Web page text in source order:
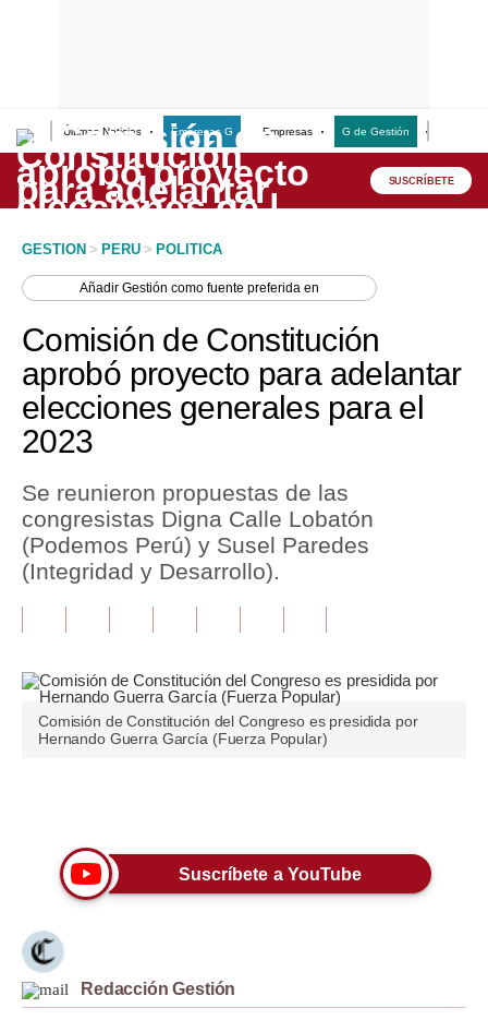
Últimas Noticias Empresas G Empresas G de Gestión
Lo último
Peru Quiosco
Economía
Mercados
Perú
Política
Tu Dinero
Finanzas Personales
Opinión
Editorial
Tendencias
Viajes
Moda
SUSCRÍBETE
GESTION > PERU > POLITICA
AñadirGestión como fuente preferida en
Comisión de Constitución
aprobó proyecto para adelantar
elecciones generales para el
2023
Se reunieron propuestas de las
congresistas Digna Calle Lobatón
(Podemos Perú) y Susel Paredes
(Integridad y Desarrollo).
Comisión de Constitución del Congreso es presidida por
Hernando Guerra García (Fuerza Popular)
Suscríbete a YouTube
Redacción Gestión